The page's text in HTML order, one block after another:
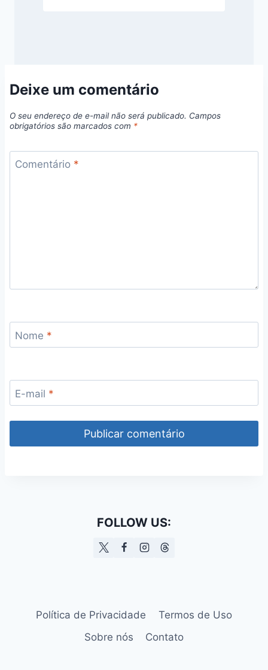
Deixe um comentário
O seu endereço de e-mail não será publicado. Campos
obrigatórios são marcados com *
Comentário *
Nome *
E-mail *
FOLLOW US:
Política de Privacidade
Termos de Uso
Sobre nós
Contato